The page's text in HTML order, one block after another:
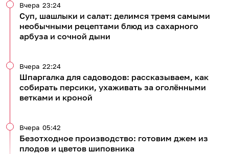
Суп, шашлыки и салат: делимся тремя самыми
необычными рецептами блюд из сахарного
арбуза и сочной дыни
Вчера 23:24
Шпаргалка для садоводов: рассказываем, как
собирать персики, ухаживать за оголёнными
ветками и кроной
Вчера 22:24
Безотходное производство: готовим джем из
плодов и цветов шиповника
Вчера 05:42